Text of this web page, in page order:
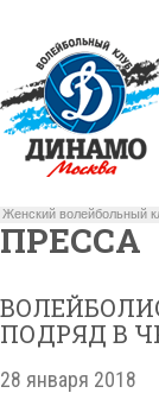
Женский волейбольный
ПРЕССА
ПОДРЯД В
28 января 2018